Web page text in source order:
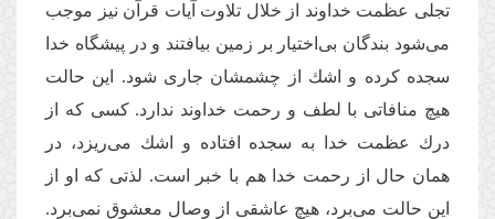
تجلی عظمت خداوند از خلال تلاوت آیات قرآن نیز موجب
می‌شود بندگان بی‌اختیار بر زمین بیافتند و در پیشگاه خدا
سجده كرده و اشك از چشمشان جاری شود. این حالت
هیچ منافاتی با لطف و رحمت خداوند ندارد. كسی كه از
درك عظمت خدا به سجده افتاده و اشك می‌ریزد، در
همان حال از رحمت خدا هم با خبر است. لذتی كه او از
این حالت می‌برد، هیچ عاشقی از وصال معشوق نمی‌برد.